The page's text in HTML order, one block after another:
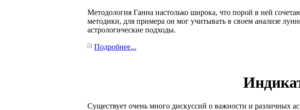
Методология Ганна настолько широка, что порой в ней
методики, для примера он мог учитывать в своем анализе
астрологические подходы.
Подробнее...
Существует очень много дискуссий о важности и различных